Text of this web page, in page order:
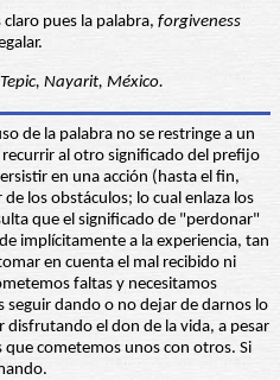
pues la palabra, forgiveness
Nayarit, México.
de la palabra no se restringe a un
al otro significado del prefijo
en una acción (hasta el fin,
los obstáculos; lo cual enlaza los
que el significado de "perdonar"
implícitamente a la experiencia, tan
en cuenta el mal recibido ni
faltas y necesitamos
seguir dando o no dejar de darnos lo
disfrutando el don de la vida, a pesar
que cometemos unos con otros. Si